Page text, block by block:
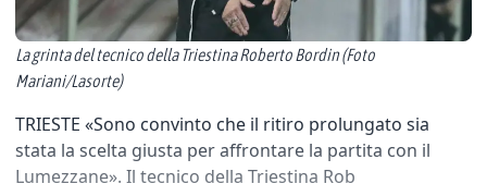
La grinta del tecnico della Triestina Roberto Bordin (Foto
Mariani/Lasorte)
TRIESTE «Sono convinto che il ritiro prolungato sia
stata la scelta giusta per affrontare la partita con il
Lumezzane». Il tecnico della Triestina Rob